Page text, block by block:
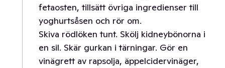
fetaosten, tillsätt övriga ingredienser till
yoghurtsåsen och rör om.
Skiva rödlöken tunt. Skölj kidneybönorna i
en sil. Skär gurkan i tärningar. Gör en
vinägrett av rapsolja, äppelcidervinäger,